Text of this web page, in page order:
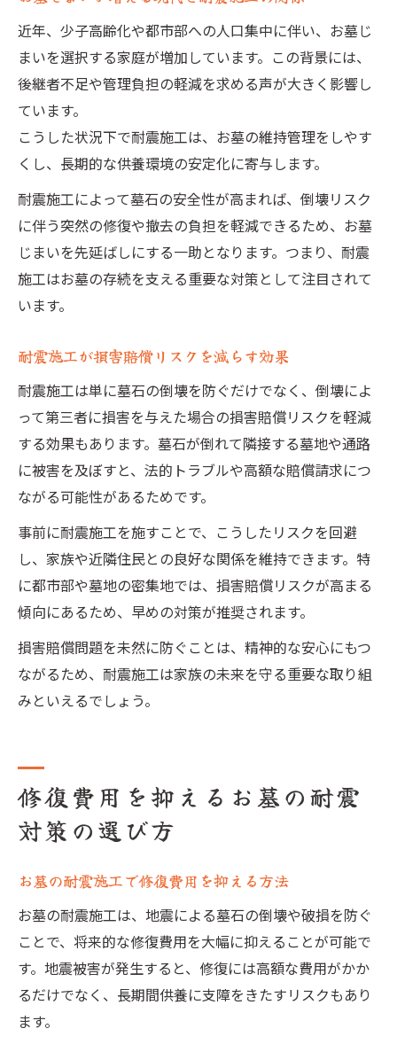
近年、少子高齢化や都市部への人口集中に伴い、お墓じ
まいを選択する家庭が増加しています。この背景には、
後継者不足や管理負担の軽減を求める声が大きく影響し
ています。
こうした状況下で耐震施工は、お墓の維持管理をしやす
くし、長期的な供養環境の安定化に寄与します。
耐震施工によって墓石の安全性が高まれば、倒壊リスク
に伴う突然の修復や撤去の負担を軽減できるため、お墓
じまいを先延ばしにする一助となります。つまり、耐震
施工はお墓の存続を支える重要な対策として注目されて
います。
耐震施工が損害賠償リスクを減らす効果
耐震施工は単に墓石の倒壊を防ぐだけでなく、倒壊によ
って第三者に損害を与えた場合の損害賠償リスクを軽減
する効果もあります。墓石が倒れて隣接する墓地や通路
に被害を及ぼすと、法的トラブルや高額な賠償請求につ
ながる可能性があるためです。
事前に耐震施工を施すことで、こうしたリスクを回避
し、家族や近隣住民との良好な関係を維持できます。特
に都市部や墓地の密集地では、損害賠償リスクが高まる
傾向にあるため、早めの対策が推奨されます。
損害賠償問題を未然に防ぐことは、精神的な安心にもつ
ながるため、耐震施工は家族の未来を守る重要な取り組
みといえるでしょう。
修復費用を抑えるお墓の耐震
対策の選び方
お墓の耐震施工で修復費用を抑える方法
お墓の耐震施工は、地震による墓石の倒壊や破損を防ぐ
ことで、将来的な修復費用を大幅に抑えることが可能で
す。地震被害が発生すると、修復には高額な費用がかか
るだけでなく、長期間供養に支障をきたすリスクもあり
ます。